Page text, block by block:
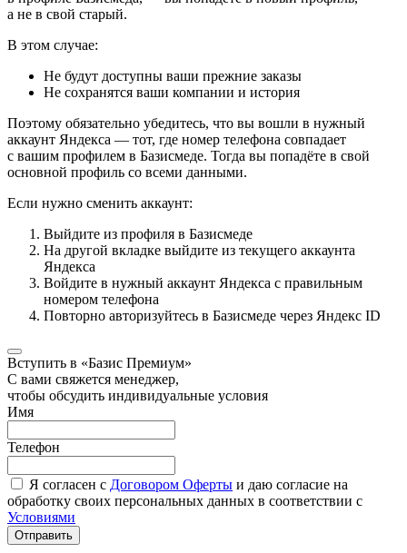
а не в свой старый.
В этом случае:
Не будут доступны ваши прежние заказы
Не сохранятся ваши компании и история
Поэтому обязательно убедитесь, что вы вошли в нужный
аккаунт Яндекса — тот, где номер телефона совпадает
с вашим профилем в Базисмеде. Тогда вы попадёте в свой
основной профиль со всеми данными.
Если нужно сменить аккаунт:
Выйдите из профиля в Базисмеде
На другой вкладке выйдите из текущего аккаунта
Яндекса
Войдите в нужный аккаунт Яндекса с правильным
номером телефона
Повторно авторизуйтесь в Базисмеде через Яндекс ID
Вступить в «Базис Премиум»
С вами свяжется менеджер,
чтобы обсудить индивидуальные условия
Имя
Телефон
Я согласен с Договором Оферты и даю согласие на
обработку своих персональных данных в соответствии с
Условиями
Отправить